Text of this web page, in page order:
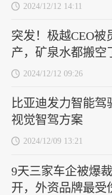
2024/12/12 14:11
突发！极越CEO
产，矿泉水都搬空
2024/12/12 09:26
比亚迪发力智能驾
视觉智驾方案
2024/12/09 13:21
9天三家车企被爆
开，外资品牌最受